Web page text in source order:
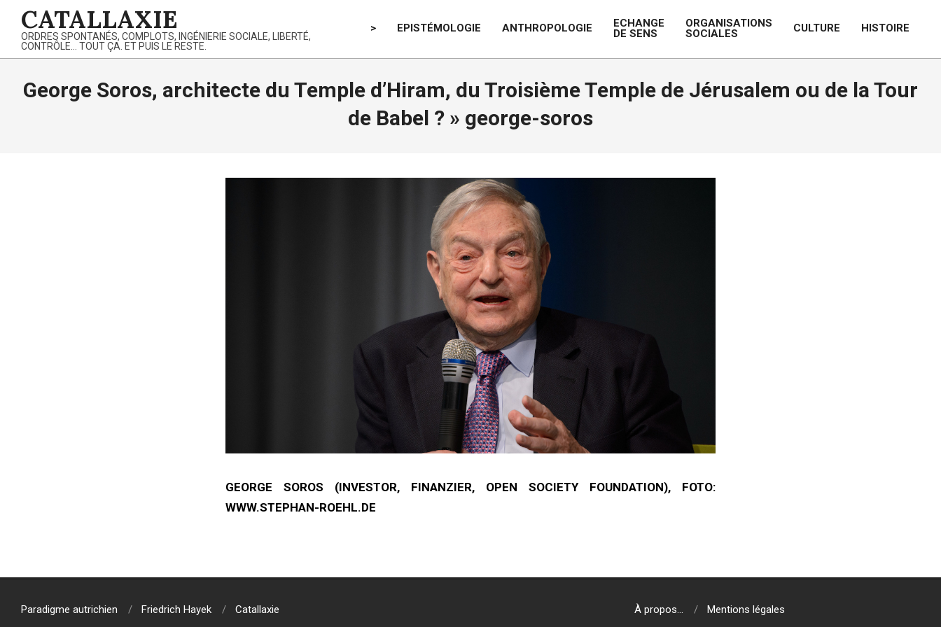
content
CATALLAXIE
ORDRES SPONTANÉS, COMPLOTS, INGÉNIERIE SOCIALE, LIBERTÉ,
CONTRÔLE… TOUT ÇA. ET PUIS LE RESTE.
> EPISTÉMOLOGIE ANTHROPOLOGIE
ECHANGE
DE SENS
ORGANISATIONS
SOCIALES
CULTURE HISTOIRE
George Soros, architecte du Temple d’Hiram, du Troisième Temple de Jérusalem ou de la Tour
de Babel ? » george-soros
GEORGE SOROS (INVESTOR, FINANZIER, OPEN SOCIETY FOUNDATION), FOTO:
WWW.STEPHAN-ROEHL.DE
09-
Paradigme autrichien
Friedrich Hayek Catallaxie À propos… Mentions légales